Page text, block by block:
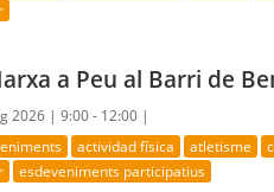
a Peu al Barri de
2026 |9:00 - 12:00 |
actividad física atletisme
esdeveniments participatius